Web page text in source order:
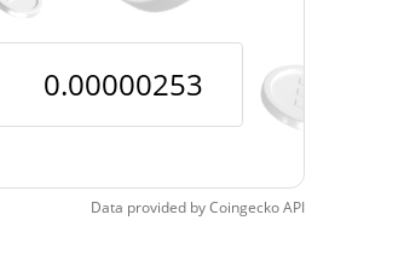
Data provided byCoingeckoAPI